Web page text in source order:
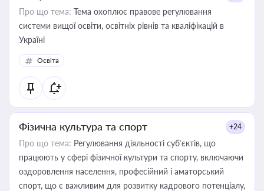
Про що тема: Тема охоплює правове регулювання
системи вищої освіти, освітніх рівнів та кваліфікацій в
Україні
Освіта
Фізична культура та спорт +24
Про що тема: Регулювання діяльності суб’єктів, що
працюють у сфері фізичної культури та спорту, включаючи
оздоровлення населення, професійний і аматорський
спорт, що є важливим для розвитку кадрового потенціалу,